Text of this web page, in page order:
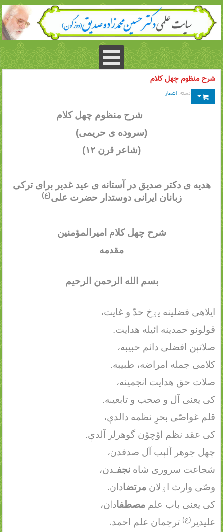
شرح منظوم چهل کلام
دسته: اشعار
شرح منظوم چهل کلام
(سروده ی حریمی)
(شاعر قرن ۱۲)
هدیه ی دکتر صدیق در آستانه ی عید غدیر برای ترکی
زبانان ایرانی دوستدار حضرت علی(ع)
شرح چهل کلام امیرالمؤمنین
مقدمه
بسم الله الرحمن الرحیم
ایلاهی فضلینه یۏخ حدّ و غایت،
قولونو حمدینه ائیله هدایت.
صلاتېن افضلی دائم حبیبه،
کلامی جمله امراضه، طبیبه.
صلات حق هدایت انجمینه،
کی یعنی آل و صحب و تابعینه.
قلم غواصّی بحرِ نظمه دالدې،
کی عقد نظم اۆچۆن گوهرلر آلدې.
چهل جوهر آلېب آل صدفدن،
شجاعت سروری شاه نجفـدن،
وصّی وارث اۏلان مرتضادان.
کی یعنی باب علم مصطفادان،
علیدیر (ع) ترجمان علم احمد،